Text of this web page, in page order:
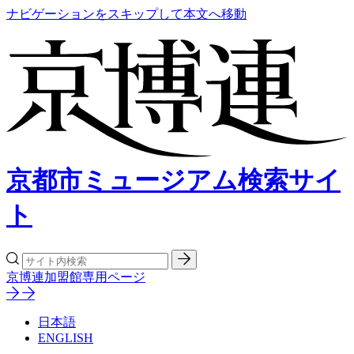
ナビゲーションをスキップして本文へ移動
京都市ミュージアム検索サイ
ト
京博連加盟館専用ページ
日本語
ENGLISH